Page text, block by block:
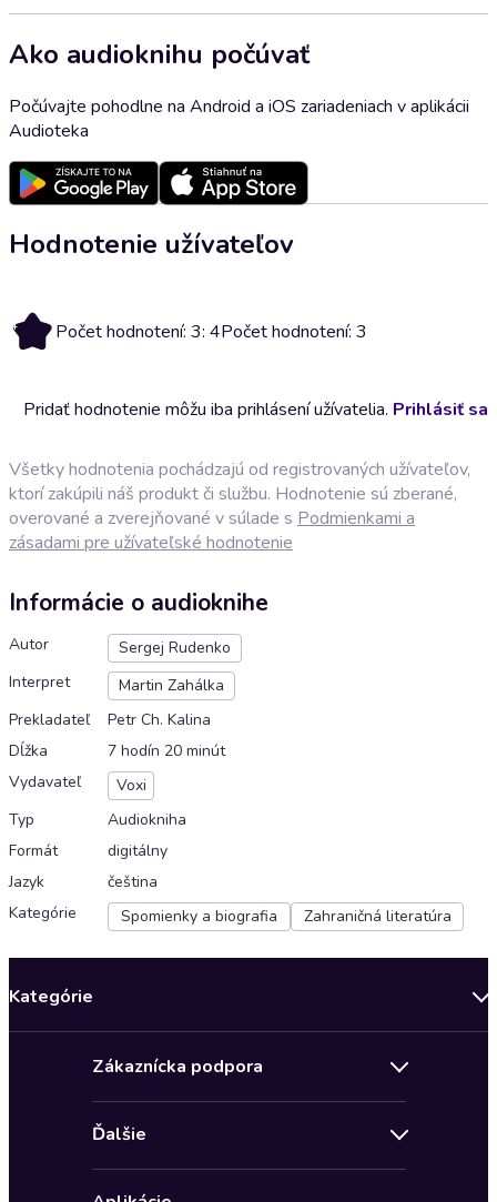
Ako audioknihu počúvať
Počúvajte pohodlne na Android a iOS zariadeniach v aplikácii
Audioteka
Hodnotenie užívateľov
4 Počet hodnotení: 3: 4Počet hodnotení: 3
Pridať hodnotenie môžu iba prihlásení užívatelia. Prihlásiť sa
Všetky hodnotenia pochádzajú od registrovaných užívateľov,
ktorí zakúpili náš produkt či službu. Hodnotenie sú zberané,
overované a zverejňované v súlade s Podmienkami a
zásadami pre užívateľské hodnotenie
Informácie o audioknihe
Autor
Sergej Rudenko
Interpret
Martin Zahálka
Prekladateľ
Petr Ch. Kalina
Dĺžka
7 hodín 20 minút
Vydavateľ
Voxi
Typ
Audiokniha
Formát
digitálny
Jazyk
čeština
Kategórie
Spomienky a biografia Zahraničná literatúra
Kategórie
Fantasy a sci-fi
Zákaznícka podpora
Kontakt a pomocník
Ďalšie